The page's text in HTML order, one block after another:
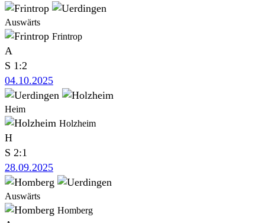
Auswärts
Frintrop
A
S 1:2
04.10.2025
Heim
Holzheim
H
S 2:1
28.09.2025
Auswärts
Homberg